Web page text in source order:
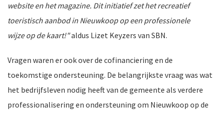
website en het magazine. Dit initiatief zet het recreatief
toeristisch aanbod in Nieuwkoop op een professionele
wijze op de kaart!"aldus Lizet Keyzers van SBN.
Vragen waren er ook over de cofinanciering en de
toekomstige ondersteuning. De belangrijkste vraag was wat
het bedrijfsleven nodig heeft van de gemeente als verdere
professionalisering en ondersteuning om Nieuwkoop op de